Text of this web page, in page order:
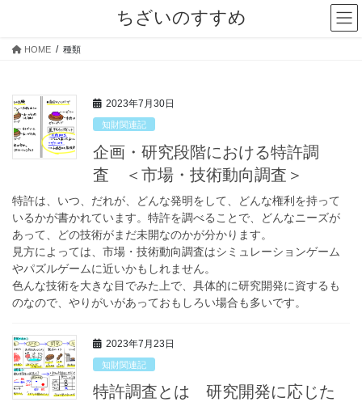
ちざいのすすめ
HOME 種類
2023年7月30日
知財関連記
企画・研究段階における特許調
査 ＜市場・技術動向調査＞
特許は、いつ、だれが、どんな発明をして、どんな権利を持って
いるかが書かれています。特許を調べることで、どんなニーズが
あって、どの技術がまだ未開なのかが分かります。
見方によっては、市場・技術動向調査はシミュレーションゲーム
やパズルゲームに近いかもしれません。
色んな技術を大きな目でみた上で、具体的に研究開発に資するも
のなので、やりがいがあっておもしろい場合も多いです。
2023年7月23日
知財関連記
特許調査とは 研究開発に応じた